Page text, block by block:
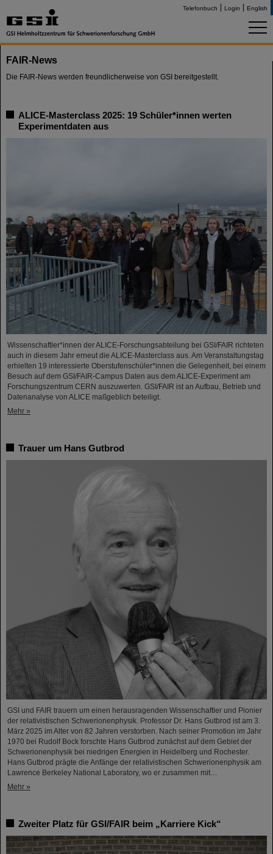
Telefonbuch Login English
FAIR-News
Die FAIR-News werden freundlicherweise von GSI bereitgestellt.
ALICE-Masterclass 2025: 19 Schüler*innen werten
Experimentdaten aus
Wissenschaftler*innen der ALICE-Forschungsabteilung bei GSI/FAIR richteten
auch in diesem Jahr erneut die ALICE-Masterclass aus. Am Veranstaltungstag
erhielten 19 interessierte Oberstufenschüler*innen die Gelegenheit, bei einem
Besuch auf dem GSI/FAIR-Campus Daten aus dem ALICE-Experiment am
Forschungszentrum CERN auszuwerten. GSI/FAIR ist an Aufbau, Betrieb und
Datenanalyse von ALICE maßgeblich beteiligt.
Mehr »
Trauer um Hans Gutbrod
GSI und FAIR trauern um einen herausragenden Wissenschaftler und Pionier
der relativistischen Schwerionenphysik. Professor Dr. Hans Gutbrod ist am 3.
März 2025 im Alter von 82 Jahren verstorben. Nach seiner Promotion im Jahr
1970 bei Rudolf Bock forschte Hans Gutbrod zunächst auf dem Gebiet der
Schwerionenphysik bei niedrigen Energien in Heidelberg und Rochester.
Hans Gutbrod prägte die Anfänge der relativistischen Schwerionenphysik am
Lawrence Berkeley National Laboratory, wo er zusammen mit…
Mehr »
Zweiter Platz für GSI/FAIR beim „Karriere Kick“